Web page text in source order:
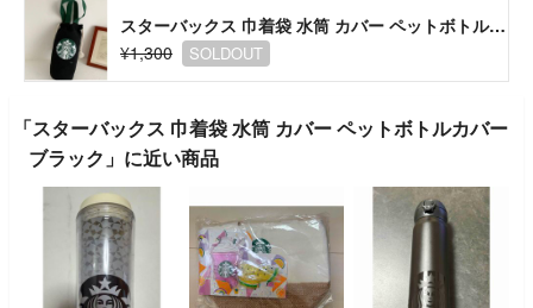
スターバックス 巾着袋 水筒 カバー ペットボトルカバー ブラック
¥1,300
SOLDOUT
「スターバックス 巾着袋 水筒 カバー ペットボトルカバー
ブラック」に近い商品